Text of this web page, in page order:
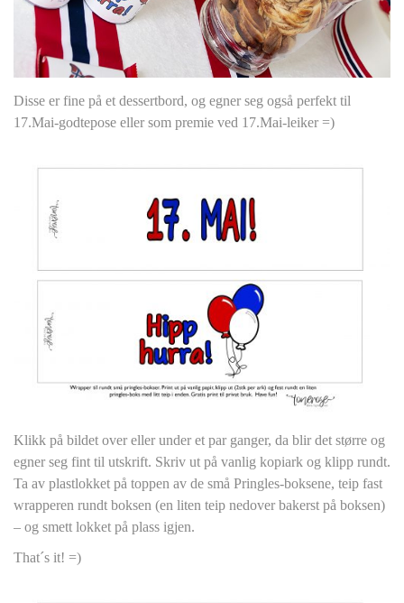
Disse er fine på et dessertbord, og egner seg også perfekt til
17.Mai-godtepose eller som premie ved 17.Mai-leiker =)
Klikk på bildet over eller under et par ganger, da blir det større og
egner seg fint til utskrift. Skriv ut på vanlig kopiark og klipp rundt.
Ta av plastlokket på toppen av de små Pringles-boksene, teip fast
wrapperen rundt boksen (en liten teip nedover bakerst på boksen)
– og smett lokket på plass igjen.
That´s it! =)